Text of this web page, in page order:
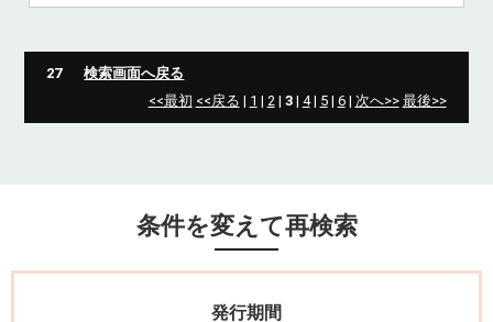
27
検索画面へ戻る
<<最初 <<戻る | 1 | 2| 3| 4| 5| 6| 次へ>> 最後>>
条件を変えて再検索
発行期間